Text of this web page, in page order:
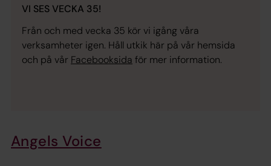
VI SES VECKA 35!
Från och med vecka 35 kör vi igång våra
verksamheter igen. Håll utkik här på vår hemsida
och på vår Facebooksida för mer information.
Angels Voice